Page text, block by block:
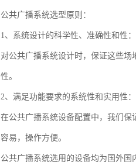
公共广播系统选型原则：
1、系统设计的科学性、准确性和性：
对公共广播系统设计时，保证这些
性。
2、满足功能要求的系统性和实用性：
在公共广播系统设备配置中，我们
容易，操作方便。
公共广播系统选用的设备均为国外